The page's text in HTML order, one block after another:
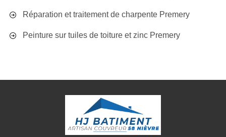
Réparation et traitement de charpente Premery
Peinture sur tuiles de toiture et zinc Premery